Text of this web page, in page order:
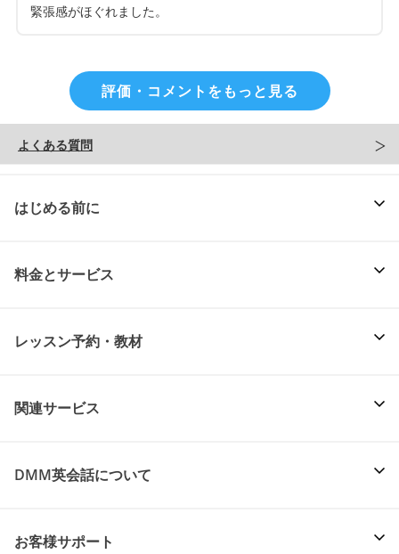
緊張感がほぐれました。
評価・コメントをもっと見る
よくある質問
はじめる前に
料金とサービス
レッスン予約・教材
関連サービス
DMM英会話について
お客様サポート